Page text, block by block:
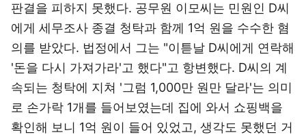
판결을 피하지 못했다. 공무원 이모씨는 민원인 D씨
에게 세무조사 종결 청탁과 함께 1억 원을 수수한 혐
의를 받았다. 법정에서 그는 "이튿날 D씨에게 연락해
'돈을 다시 가져가라'고 했다"고 항변했다. D씨의 계
속되는 청탁에 지쳐 '그럼 1,000만 원만 달라'는 의미
로 손가락 1개를 들어보였는데 집에 와서 쇼핑백을
확인해 보니 1억 원이 들어 있었고, 생각도 못했던 거